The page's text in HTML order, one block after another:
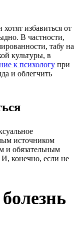
избавиться от
В частности,
табу на
культуры, в
к психологу при
и облегчить
источником
и обязательным
И, конечно, если не